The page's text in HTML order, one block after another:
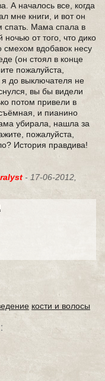
А началось все, когда
мне книги, и вот он
спать. Мама спала в
от того, что дико
смехом вдобавок несу
(он стоял в конце
пожалуйста,
до выключателя не
вы бы видели
потом привели в
и пианино
убирала, нашла за
пожалуйста,
История правдива!
- 17-06-2012,
кости и волосы